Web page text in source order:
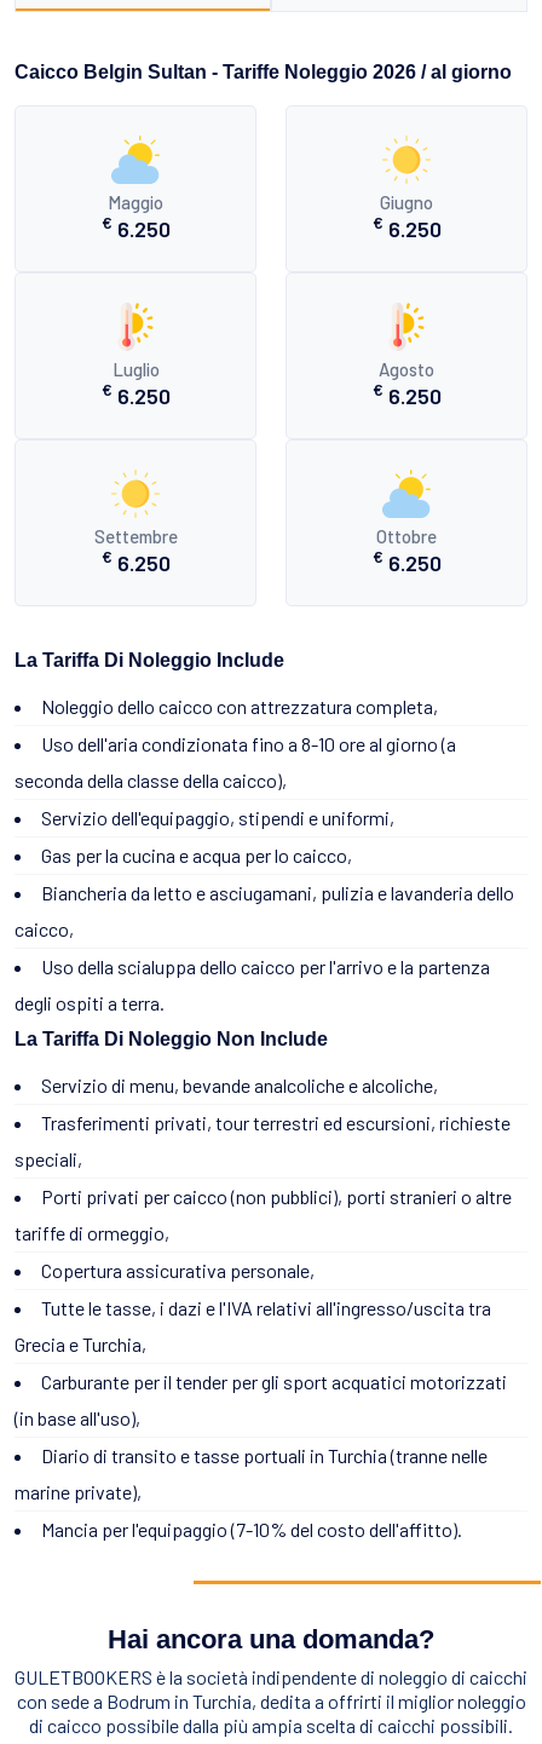
Caicco Belgin Sultan - Tariffe Noleggio 2026 / al giorno
Maggio
€ 6.250
Giugno
€ 6.250
Luglio
€ 6.250
Agosto
€ 6.250
Settembre
€ 6.250
Ottobre
€ 6.250
La Tariffa Di Noleggio Include
Noleggio dello caicco con attrezzatura completa,
Uso dell'aria condizionata fino a 8-10 ore al giorno (a
seconda della classe della caicco),
Servizio dell'equipaggio, stipendi e uniformi,
Gas per la cucina e acqua per lo caicco,
Biancheria da letto e asciugamani, pulizia e lavanderia dello
caicco,
Uso della scialuppa dello caicco per l'arrivo e la partenza
degli ospiti a terra.
La Tariffa Di Noleggio Non Include
Servizio di menu, bevande analcoliche e alcoliche,
Trasferimenti privati, tour terrestri ed escursioni, richieste
speciali,
Porti privati per caicco (non pubblici), porti stranieri o altre
tariffe di ormeggio,
Copertura assicurativa personale,
Tutte le tasse, i dazi e l'IVA relativi all'ingresso/uscita tra
Grecia e Turchia,
Carburante per il tender per gli sport acquatici motorizzati
(in base all'uso),
Diario di transito e tasse portuali in Turchia (tranne nelle
marine private),
Mancia per l'equipaggio (7-10% del costo dell'affitto).
Hai ancora una domanda?
GULETBOOKERS è la società indipendente di noleggio di caicchi
con sede a Bodrum in Turchia, dedita a offrirti il miglior noleggio
di caicco possibile dalla più ampia scelta di caicchi possibili.